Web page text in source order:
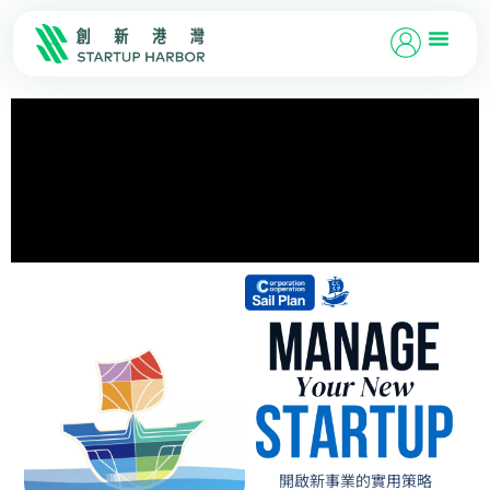
開啟新事業的實用策略